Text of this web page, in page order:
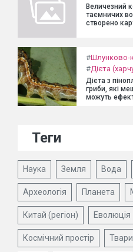
Величезний
таємничих
створено
#Шлунково-
#Дієта
Дієта з
гриби, які
можуть
Теги
Наука Земля Вода
Археологія Планета
Китай (регіон) Еволюція
Космічний простір